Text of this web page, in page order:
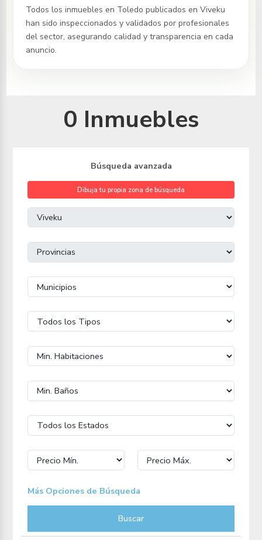
Todos los inmueblesen Toledo publicados en Viveku
han sido inspeccionados y validados por profesionales
del sector, asegurando calidad y transparencia en cada
anuncio.
0 Inmuebles
Búsqueda avanzada
Dibuja tu propia zona de búsqueda
Más Opciones de Búsqueda
Buscar